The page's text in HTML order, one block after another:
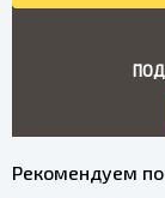
Рекомендуем